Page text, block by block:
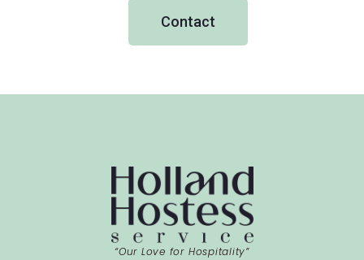
Contact
“Our Love for Hospitality”